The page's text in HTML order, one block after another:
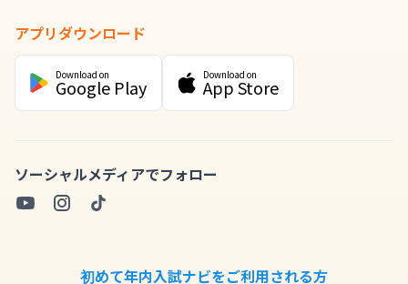
アプリダウンロード
Download on
Google Play
Download on
App Store
ソーシャルメディアでフォロー
初めて年内入試ナビをご利用される方